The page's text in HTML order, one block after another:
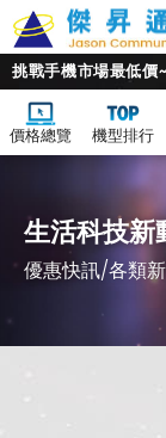
挑戰手機市場最低
價格總覽 機型排行
生活科技新
優惠快訊/各類